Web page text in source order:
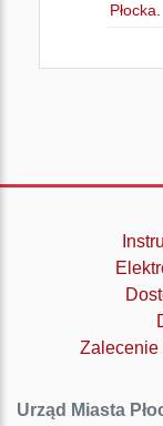
Płocka.
Zalecenie
Urząd Miasta